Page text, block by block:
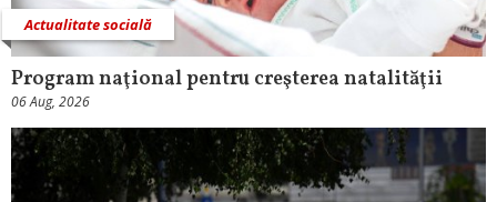
Actualitate socială
Program naţional pentru creşterea natalităţii
06 Aug, 2026